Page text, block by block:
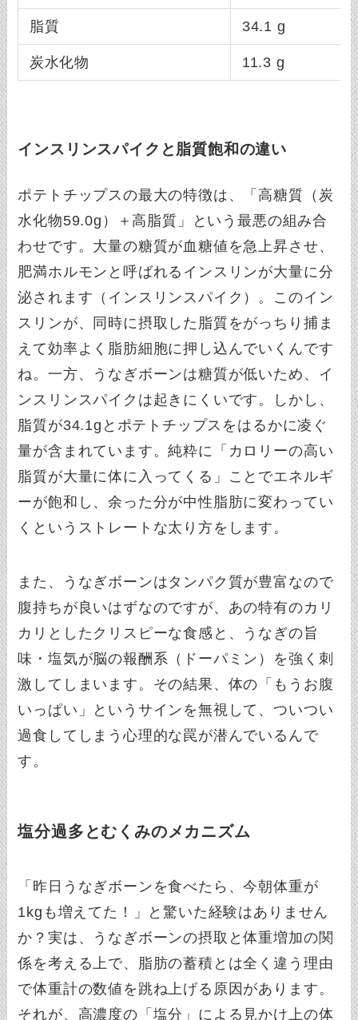
脂質 34.1 g
炭水化物 11.3 g
インスリンスパイクと脂質飽和の違い
ポテトチップスの最大の特徴は、「高糖質（炭
水化物59.0g）＋高脂質」という最悪の組み合
わせです。大量の糖質が血糖値を急上昇させ、
肥満ホルモンと呼ばれるインスリンが大量に分
泌されます（インスリンスパイク）。このイン
スリンが、同時に摂取した脂質をがっちり捕ま
えて効率よく脂肪細胞に押し込んでいくんです
ね。一方、うなぎボーンは糖質が低いため、イ
ンスリンスパイクは起きにくいです。しかし、
脂質が34.1gとポテトチップスをはるかに凌ぐ
量が含まれています。純粋に「カロリーの高い
脂質が大量に体に入ってくる」ことでエネルギ
ーが飽和し、余った分が中性脂肪に変わってい
くというストレートな太り方をします。
また、うなぎボーンはタンパク質が豊富なので
腹持ちが良いはずなのですが、あの特有のカリ
カリとしたクリスピーな食感と、うなぎの旨
味・塩気が脳の報酬系（ドーパミン）を強く刺
激してしまいます。その結果、体の「もうお腹
いっぱい」というサインを無視して、ついつい
過食してしまう心理的な罠が潜んでいるんで
す。
塩分過多とむくみのメカニズム
「昨日うなぎボーンを食べたら、今朝体重が
1kgも増えてた！」と驚いた経験はありません
か？実は、うなぎボーンの摂取と体重増加の関
係を考える上で、脂肪の蓄積とは全く違う理由
で体重計の数値を跳ね上げる原因があります。
それが、高濃度の「塩分」による見かけ上の体